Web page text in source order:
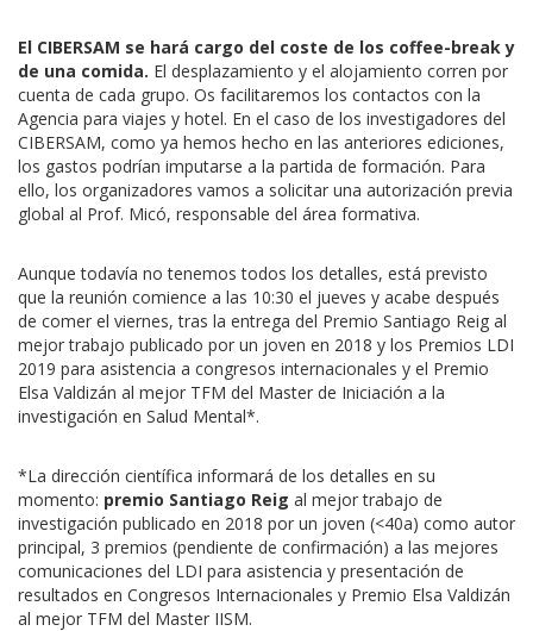
El CIBERSAM se hará cargo del coste de los coffee-break y
de una comida. El desplazamiento y el alojamiento corren por
cuenta de cada grupo. Os facilitaremos los contactos con la
Agencia para viajes y hotel. En el caso de los investigadores del
CIBERSAM, como ya hemos hecho en las anteriores ediciones,
los gastos podrían imputarse a la partida de formación. Para
ello, los organizadores vamos a solicitar una autorización previa
global al Prof. Micó, responsable del área formativa.
Aunque todavía no tenemos todos los detalles, está previsto
que la reunión comience a las 10:30 el jueves y acabe después
de comer el viernes, tras la entrega del Premio Santiago Reig al
mejor trabajo publicado por un joven en 2018 y los Premios LDI
2019 para asistencia a congresos internacionales y el Premio
Elsa Valdizán al mejor TFM del Master de Iniciación a la
investigación en Salud Mental*.
*La dirección científica informará de los detalles en su
momento: premio Santiago Reig al mejor trabajo de
investigación publicado en 2018 por un joven (<40a) como autor
principal, 3 premios (pendiente de confirmación) a las mejores
comunicaciones del LDI para asistencia y presentación de
resultados en Congresos Internacionales y Premio Elsa Valdizán
al mejor TFM del Master IISM.